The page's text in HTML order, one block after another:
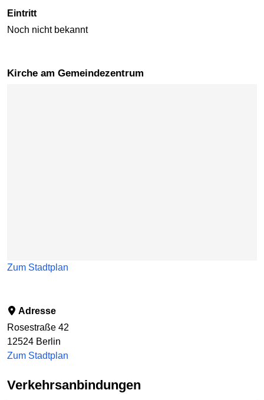
Eintritt
Noch nicht bekannt
Kirche am Gemeindezentrum
Zum Stadtplan
Adresse
Rosestraße 42
12524 Berlin
Zum Stadtplan
Verkehrsanbindungen